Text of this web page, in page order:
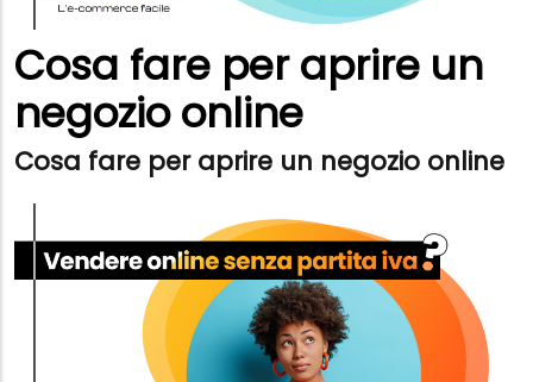
Cosa fare per aprire un
negozio online
Cosa fare per aprire un negozio online